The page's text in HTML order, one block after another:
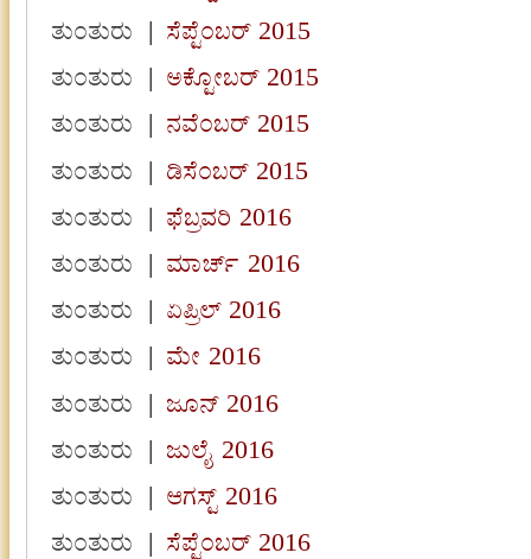
ತುಂತುರು
|ಸೆಪ್ಟೆಂಬರ್ 2015
ತುಂತುರು
|ಅಕ್ಟೋಬರ್ 2015
ತುಂತುರು
|ನವೆಂಬರ್ 2015
ತುಂತುರು
|ಡಿಸೆಂಬರ್ 2015
ತುಂತುರು
|ಫೆಬ್ರವರಿ 2016
ತುಂತುರು
|ಮಾರ್ಚ್ 2016
ತುಂತುರು
|ಏಪ್ರಿಲ್ 2016
ತುಂತುರು
|ಮೇ 2016
ತುಂತುರು
|ಜೂನ್ 2016
ತುಂತುರು
|ಜುಲೈ 2016
ತುಂತುರು
|ಆಗಸ್ಟ್ 2016
ತುಂತುರು
|ಸೆಪ್ಟೆಂಬರ್ 2016